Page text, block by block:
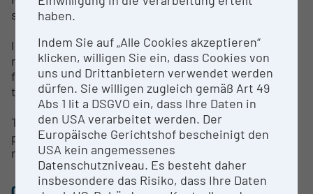
sensitivity for measurements.
In addition to the Orbitrap-Astral, the QE Plus high-
resolution instrument is also coupled with a Nano-
flow liquid chromatography system, forming part of
this mass spectrometry infrastructure.
The main focus of this facility is protein and
proteomic measurements using high-resolution
mass spectrometry methods.
haben.
Indem Sie auf „Alle Cookies akzeptieren“
klicken, willigen Sie ein, dass Cookies von
uns und Drittanbietern verwendet werden
dürfen. Sie willigen zugleich gemäß Art 49
Abs 1 lit a DSGVO ein, dass Ihre Daten in
den USA verarbeitet werden. Der
Europäische Gerichtshof bescheinigt den
USA kein angemessenes
Datenschutzniveau. Es besteht daher
insbesondere das Risiko, dass Ihre Daten